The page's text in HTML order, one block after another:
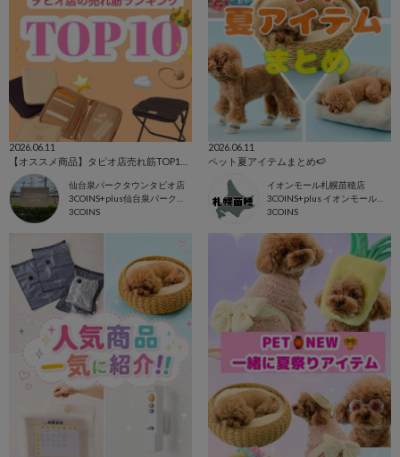
2026.06.11
仙台泉パークタウンタピオ店
3COINS
2026.06.11
ペット夏アイテムまとめ🍉
イオンモール札幌苗穂店
3COINS